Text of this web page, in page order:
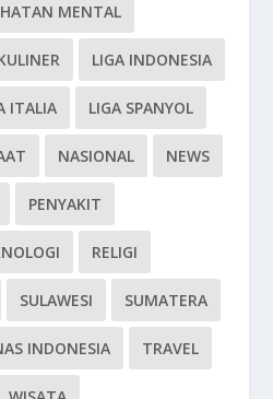
MENTAL
LIGA INDONESIA
ITALIA LIGA SPANYOL
NASIONAL NEWS
PENYAKIT
RELIGI
SULAWESI SUMATERA
INDONESIA TRAVEL